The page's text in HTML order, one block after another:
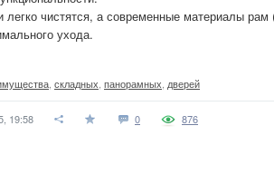
легко чистятся, а современные материалы
ухода.
складных панорамных дверей
19:58 0 876